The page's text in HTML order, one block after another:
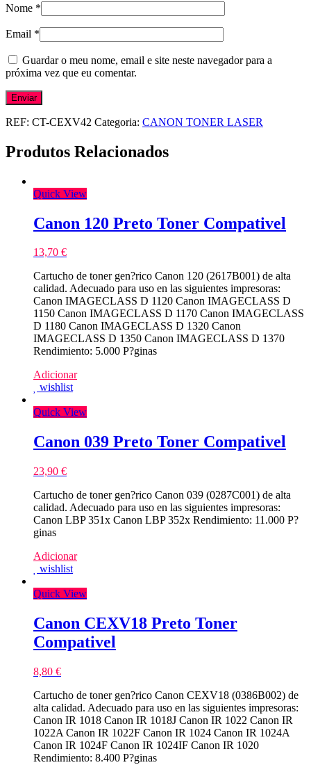
Nome *
Email *
Guardar o meu nome, email e site neste navegador para a
próxima vez que eu comentar.
REF: CT-CEXV42 Categoria: CANON TONER LASER
Produtos Relacionados
Quick View
Canon 120 Preto Toner Compativel
13,70 €
Cartucho de toner gen?rico Canon 120 (2617B001) de alta
calidad. Adecuado para uso en las siguientes impresoras:
Canon IMAGECLASS D 1120 Canon IMAGECLASS D
1150 Canon IMAGECLASS D 1170 Canon IMAGECLASS
D 1180 Canon IMAGECLASS D 1320 Canon
IMAGECLASS D 1350 Canon IMAGECLASS D 1370
Rendimiento: 5.000 P?ginas
Adicionar
wishlist
Quick View
Canon 039 Preto Toner Compativel
23,90 €
Cartucho de toner gen?rico Canon 039 (0287C001) de alta
calidad. Adecuado para uso en las siguientes impresoras:
Canon LBP 351x Canon LBP 352x Rendimiento: 11.000 P?
ginas
Adicionar
wishlist
Quick View
Canon CEXV18 Preto Toner
Compativel
8,80 €
Cartucho de toner gen?rico Canon CEXV18 (0386B002) de
alta calidad. Adecuado para uso en las siguientes impresoras:
Canon IR 1018 Canon IR 1018J Canon IR 1022 Canon IR
1022A Canon IR 1022F Canon IR 1024 Canon IR 1024A
Canon IR 1024F Canon IR 1024IF Canon IR 1020
Rendimiento: 8.400 P?ginas